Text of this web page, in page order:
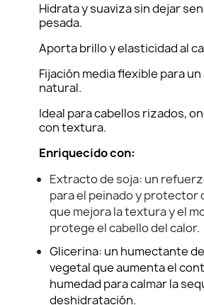
Hidrata y suaviza sin dejar
pesada.
Aporta brillo y elasticidad al
Fijación media flexible para
natural.
Ideal para cabellos rizados,
con textura.
Enriquecido con:
Extracto de soja: un
para el peinado y protector
que mejora la textura y el
protege el cabello del calor.
Glicerina: un humectante
vegetal que aumenta el
humedad para calmar la
deshidratación.